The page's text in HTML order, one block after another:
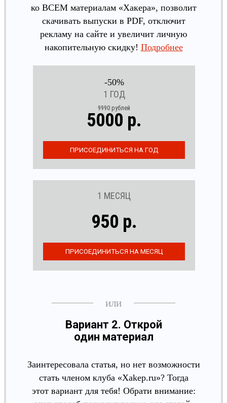
ко ВСЕМ материалам «Хакера», позволит
скачивать выпуски в PDF, отключит
рекламу на сайте и увеличит личную
накопительную скидку! Подробнее
-50%
1 ГОД
9990 рублей
5000 р.
1 МЕСЯЦ
950 р.
Вариант 2. Открой
один материал
Заинтересовала статья, но нет возможности
стать членом клуба «Xakep.ru»? Тогда
этот вариант для тебя! Обрати внимание: